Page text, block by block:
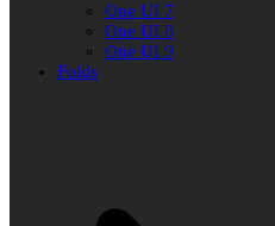
One UI 7
One UI 8
One UI 9
Folds